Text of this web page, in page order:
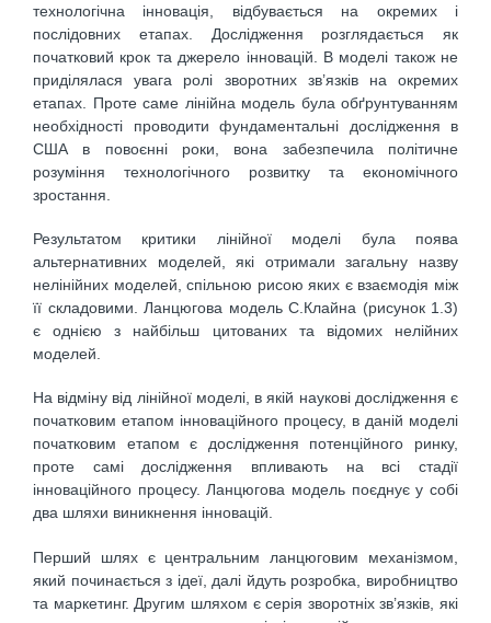
технологічна інновація, відбувається на окремих і
послідовних етапах. Дослідження розглядається як
початковий крок та джерело інновацій. В моделі також не
приділялася увага ролі зворотних зв’язків на окремих
етапах. Проте саме лінійна модель була обґрунтуванням
необхідності проводити фундаментальні дослідження в
США в повоєнні роки, вона забезпечила політичне
розуміння технологічного розвитку та економічного
зростання.
Результатом критики лінійної моделі була поява
альтернативних моделей, які отримали загальну назву
нелінійних моделей, спільною рисою яких є взаємодія між
її складовими. Ланцюгова модель С.Клайна (рисунок 1.3)
є однією з найбільш цитованих та відомих нелійних
моделей.
На відміну від лінійної моделі, в якій наукові дослідження є
початковим етапом інноваційного процесу, в даній моделі
початковим етапом є дослідження потенційного ринку,
проте самі дослідження впливають на всі стадії
інноваційного процесу. Ланцюгова модель поєднує у собі
два шляхи виникнення інновацій.
Перший шлях є центральним ланцюговим механізмом,
який починається з ідеї, далі йдуть розробка, виробництво
та маркетинг. Другим шляхом є серія зворотніх зв’язків, які